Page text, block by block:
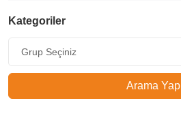
Kategoriler
Grup Seçiniz
Arama Yap